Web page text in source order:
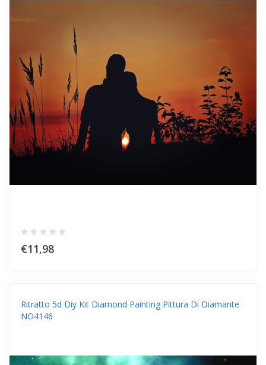
€11,98
Ritratto 5d Diy Kit Diamond Painting Pittura Di Diamante
NO4146